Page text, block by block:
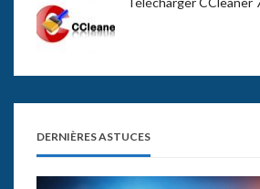
DERNIÈRES ASTUCES